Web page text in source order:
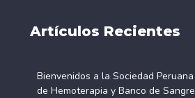
Artículos Recientes
Bienvenidos a la Sociedad Peruana
de Hemoterapia y Banco de Sangre